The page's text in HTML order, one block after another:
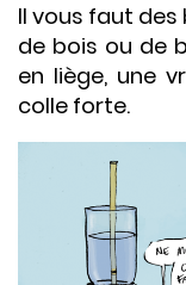
Il vous faut
de bois ou de
en liège, une
colle forte.